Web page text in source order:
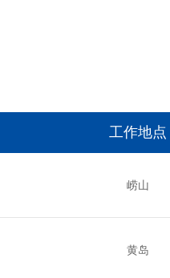
工作地点
崂山
黄岛